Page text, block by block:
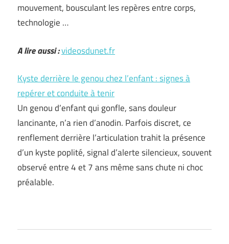
mouvement, bousculant les repères entre corps,
technologie …
A lire aussi :videosdunet.fr
Kyste derrière le genou chez l’enfant : signes à
repérer et conduite à tenir
Un genou d’enfant qui gonfle, sans douleur
lancinante, n’a rien d’anodin. Parfois discret, ce
renflement derrière l’articulation trahit la présence
d’un kyste poplité, signal d’alerte silencieux, souvent
observé entre 4 et 7 ans même sans chute ni choc
préalable.